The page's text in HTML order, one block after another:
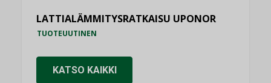
LATTIALÄMMITYSRATKAISU UPONOR
TUOTEUUTINEN
KATSO KAIKKI